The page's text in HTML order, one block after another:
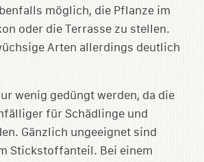
möglich, die Pflanze im
oder die Terrasse zu stellen.
Arten allerdings deutlich
wenig gedüngt werden, da die
für Schädlinge und
Gänzlich ungeeignet sind
Stickstoffanteil. Bei einem